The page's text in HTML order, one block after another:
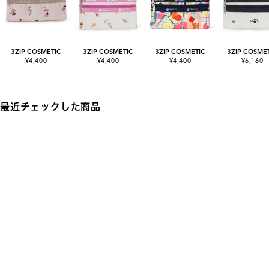
3ZIP COSMETIC
¥4,400
3ZIP COSMETIC
¥4,400
3ZIP COSMETIC
¥4,400
3ZIP
¥6,160
最近チェックした商品